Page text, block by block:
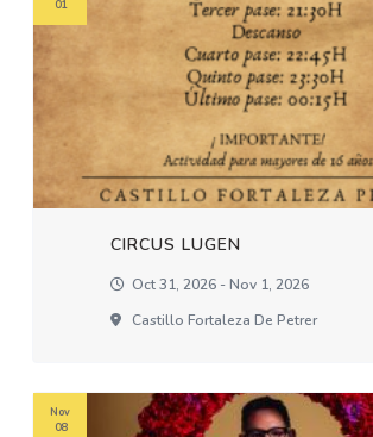
CIRCUS LUGEN
Oct 31, 2026 - Nov 1, 2026
Castillo Fortaleza De Petrer
01
Nov
08